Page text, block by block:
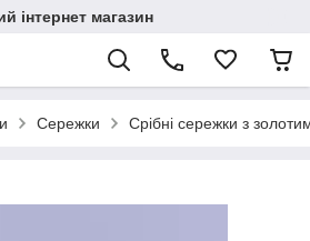
інтернет магазин
Сережки Срібні сережки з